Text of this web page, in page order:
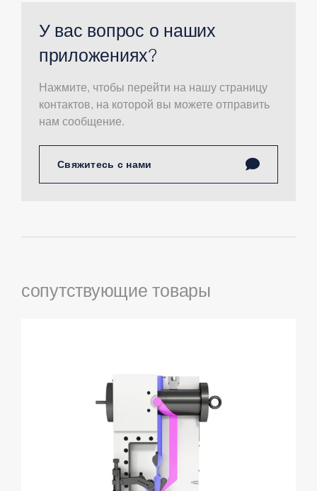
У вас вопрос о наших
приложениях?
Нажмите, чтобы перейти на нашу страницу
контактов, на которой вы можете отправить
нам сообщение.
Свяжитесь с нами
сопутствующие товары